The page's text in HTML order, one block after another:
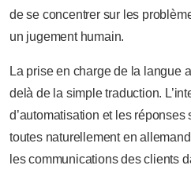
de se concentrer sur les
un jugement humain.
La prise en charge de la langue
delà de la simple traduction.
d’automatisation et les
toutes naturellement en
les communications des clients